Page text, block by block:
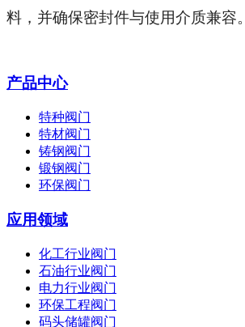
料，并确保密封件与使用介质兼容。
产品中心
特种阀门
特材阀门
铸钢阀门
锻钢阀门
环保阀门
应用领域
化工行业阀门
石油行业阀门
电力行业阀门
环保工程阀门
码头储罐阀门